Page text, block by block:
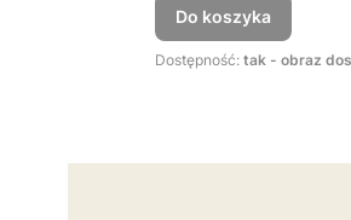
Do koszyka
Dostępność: tak - obraz